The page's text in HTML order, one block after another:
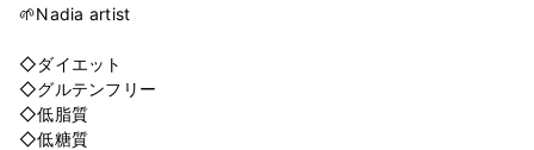
🌱Nadia artist
◇ダイエット
◇グルテンフリー
◇低脂質
◇低糖質